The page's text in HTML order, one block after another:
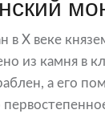
в Х веке
из камня в
а его